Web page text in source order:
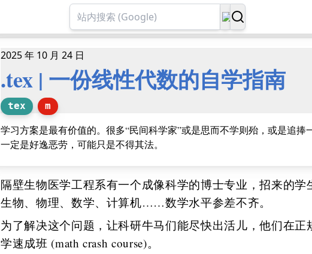
2025 年 10 月 24 日
.tex | 一份线性代数的自学指南
tex m
学习方案是最有价值的。很多“民间科学家”或是思而不学则殆，或是追捧
一定是好逸恶劳，可能只是不得其法。
隔壁生物医学工程系有一个成像科学的博士专业，招来的学
生物、物理、数学、计算机……数学水平参差不齐。
为了解决这个问题，让科研牛马们能尽快出活儿，他们在正
学速成班 (math crash course)。